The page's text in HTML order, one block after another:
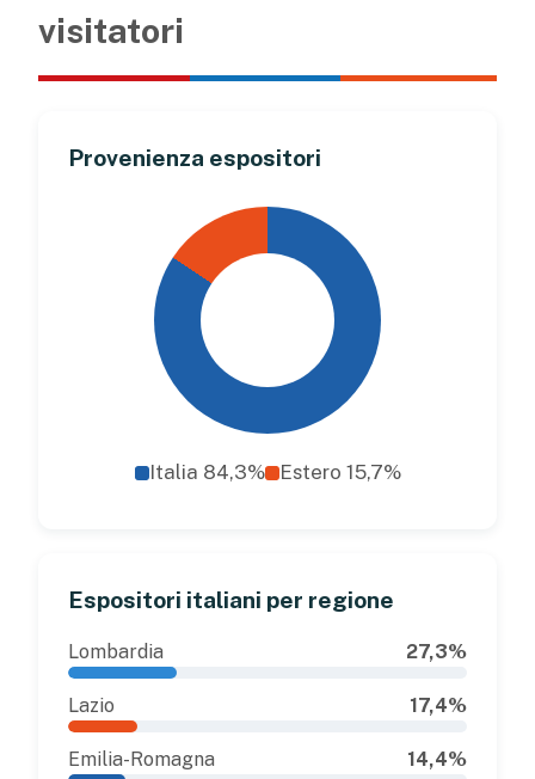
visitatori
Provenienza espositori
Italia 84,3% Estero 15,7%
Espositori italiani per regione
Lombardia 27,3%
Lazio 17,4%
Emilia-Romagna 14,4%